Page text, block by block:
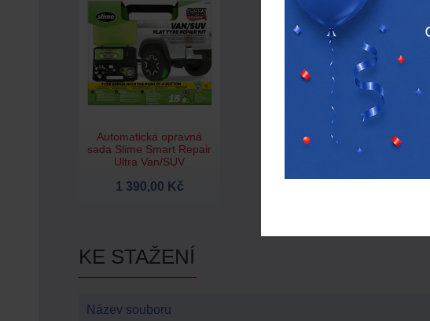
Automatická opravná
sada Slime Smart Repair
Ultra Van/SUV
1 390,00 Kč
KE STAŽENÍ
Název souboru